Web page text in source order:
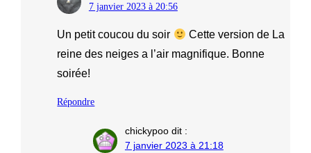
7 janvier 2023 à 20:56
Un petit coucou du soir
Cette version de La
reine des neiges a l’air magnifique. Bonne
soirée!
Répondre
chickypoo dit :
7 janvier 2023 à 21:18